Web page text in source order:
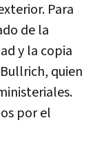
Para
de la
y la copia
quien
por el